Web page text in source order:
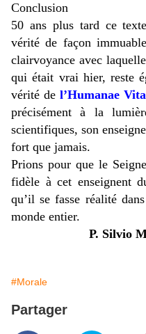
Conclusion
50 ans plus tard ce
vérité de façon
clairvoyance avec
qui était vrai hier, reste
vérité de l’Humanae
précisément à la
scientifiques, son
fort que jamais.
Prions pour que le
fidèle à cet enseignent
qu’il se fasse réalité
monde entier.
P. Silvio
#Morale
Partager